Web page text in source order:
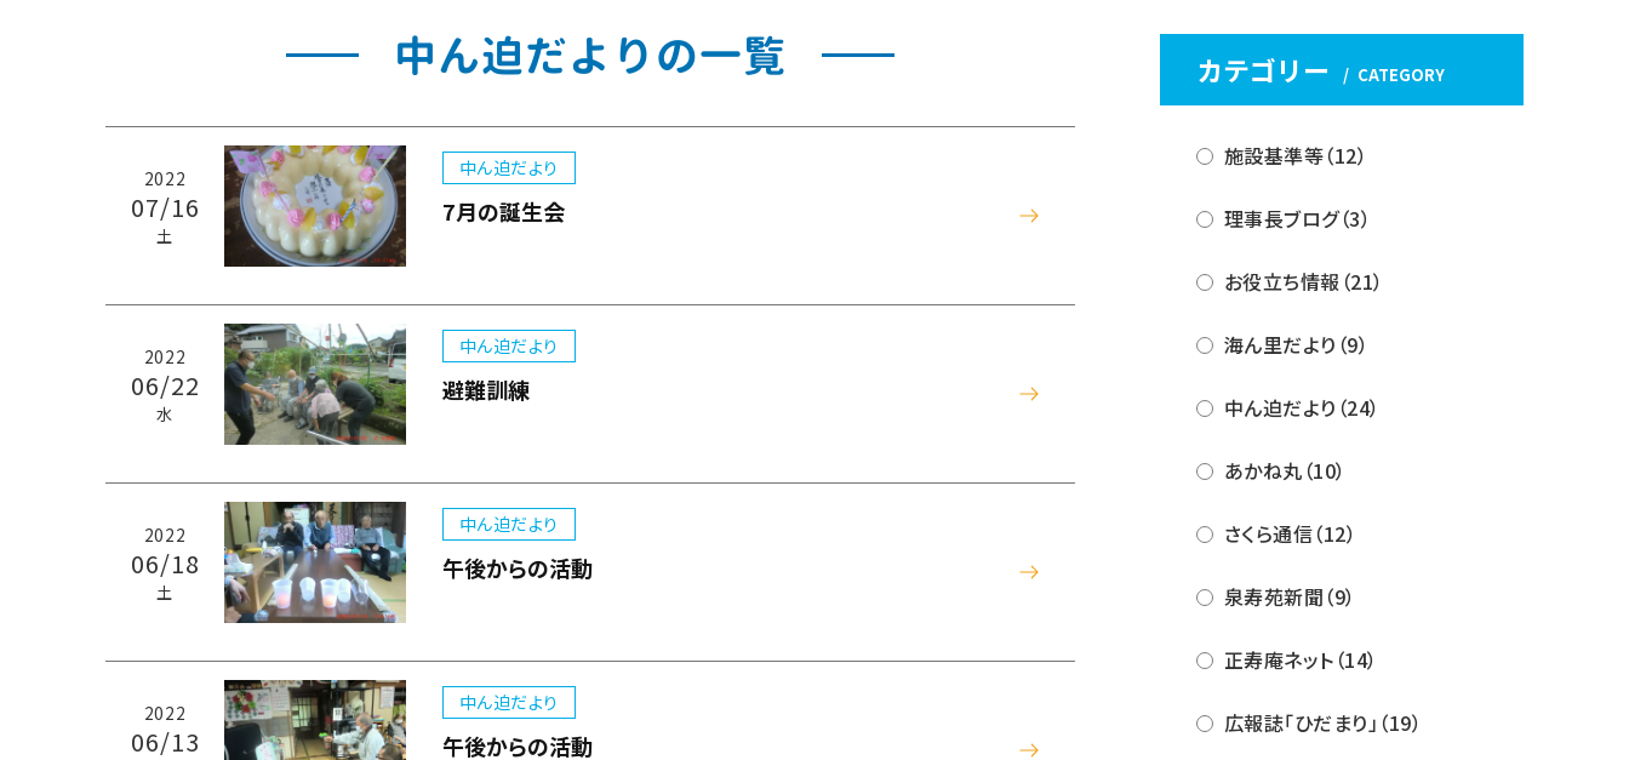
中ん迫だよりの一覧
2022
07/16
土
中ん迫だより
7月の誕生会
2022
06/22
水
中ん迫だより
避難訓練
2022
06/18
土
中ん迫だより
午後からの活動
2022
06/13
中ん迫だより
午後からの活動
カテゴリー CATEGORY
施設基準等（12）
理事長ブログ（3）
お役立ち情報（21）
海ん里だより（9）
中ん迫だより（24）
あかね丸（10）
さくら通信（12）
泉寿苑新聞（9）
正寿庵ネット（14）
広報誌「ひだまり」（19）